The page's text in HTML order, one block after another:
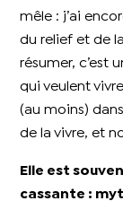
mêle : j’ai
du relief et de
résumer, c’est
qui veulent
(au moins)
de la vivre, et
Elle est
cassante :